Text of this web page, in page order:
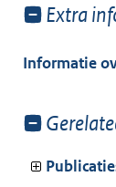
Toon
van:
Extra
Informatie
Toon
van: